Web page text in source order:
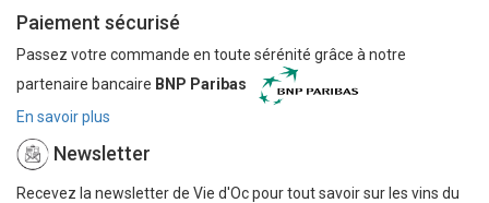
Paiement sécurisé
Passez votre commande en toute sérénité grâce à notre
partenaire bancaire BNP Paribas
En savoir plus
Newsletter
Recevez la newsletter de Vie d'Oc pour tout savoir sur les vins du